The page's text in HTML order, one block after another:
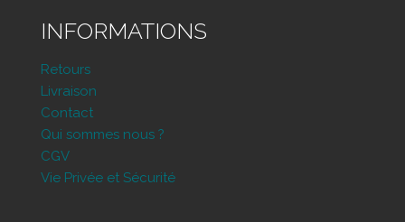
INFORMATIONS
Retours
Livraison
Contact
Qui sommes nous ?
CGV
Vie Privée et Sécurité